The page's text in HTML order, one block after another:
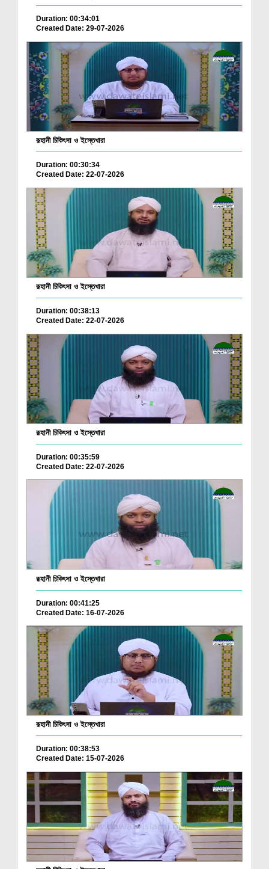
Duration: 00:34:01
Created Date: 29-07-2026
রূহানী চিকিৎসা ও ইস্তেখারা
Duration: 00:30:34
Created Date: 22-07-2026
রূহানী চিকিৎসা ও ইস্তেখারা
Duration: 00:38:13
Created Date: 22-07-2026
রূহানী চিকিৎসা ও ইস্তেখারা
Duration: 00:35:59
Created Date: 22-07-2026
রূহানী চিকিৎসা ও ইস্তেখারা
Duration: 00:41:25
Created Date: 16-07-2026
রূহানী চিকিৎসা ও ইস্তেখারা
Duration: 00:38:53
Created Date: 15-07-2026